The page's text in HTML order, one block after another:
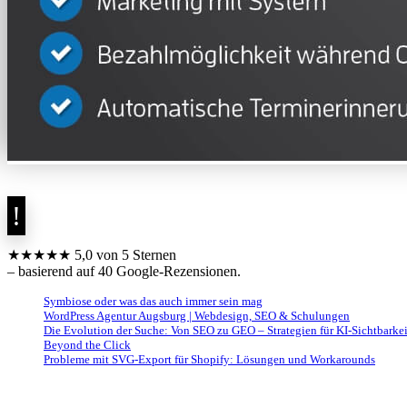
★★★★★ 5,0 von 5 Sternen
– basierend auf 40 Google-Rezensionen.
Symbiose oder was das auch immer sein mag
WordPress Agentur Augsburg | Webdesign, SEO & Schulungen
Die Evolution der Suche: Von SEO zu GEO – Strategien für KI-
Beyond the Click
Probleme mit SVG-Export für Shopify: Lösungen und Workarounds